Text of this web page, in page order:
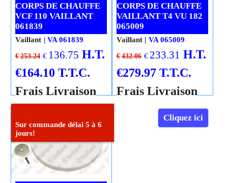
CORPS DE CHAUFFE
VCF 110 VAILLANT
061839
€ 253.24 € 136.75 H.T.
€164.10 T.T.C.
Frais Livraison
Vaillant VA 061839
CORPS DE CHAUFFE
VAILLANT T4 VU 182
065009
€ 432.06 € 233.31 H.T.
€279.97 T.T.C.
Frais Livraison
Vaillant VA 065009
Cliquez ici
Sur commande délai 5 à 6
jours!